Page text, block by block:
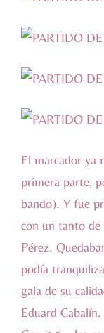
El marcador ya
primera parte,
bando). Y fue
con un tanto de
Pérez.
podía
gala de su
Eduard Cabalín.